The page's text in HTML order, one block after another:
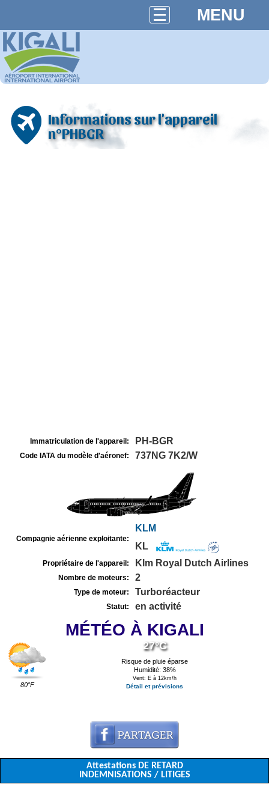
MENU
Informations sur l'appareil
n°PHBGR
Immatriculation de l'appareil: PH-BGR
Code IATA du modèle d'aéronef: 737NG 7K2/W
Compagnie aérienne exploitante:
KLM
KL
Propriétaire de l'appareil: Klm Royal Dutch Airlines
Nombre de moteurs: 2
Type de moteur: Turboréacteur
Statut: en activité
MÉTÉO À KIGALI
80°F
27°C
Risque de pluie éparse
Humidité: 38%
Vent: E à 12km/h
Détail et prévisions
Attestations DE RETARD
INDEMNISATIONS / LITIGES